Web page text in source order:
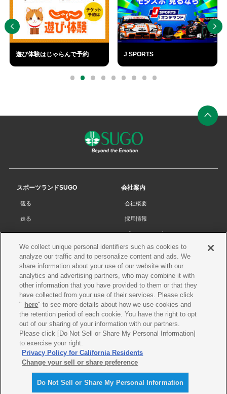
遊び体験はじゃらんで予約
外
J SPORTS
外
部
0 1 2 3 4 5 6 7 8
の
スポーツランドSUGO
観る
走る
チケット
リザルト
コース・施設
SUGOで遊ぼう
スクール
イベントスケジュール
営業案内・アクセス
レースオフィシャル
会社案内
会社概要
採用情報
プライバシーポリシー
Cookieポリシー
サイトマップ
お問い合わせ
プレス申請
©SUGO. All rights reserved
We collect unique personal identifiers such as cookies to
analyze our traffic and to personalize content and ads. We
share information about your use of our website with our
analytics and advertising partners, who may combine it with
other information that you have provided to them or that they
have collected from your use of their services. Please click
" here" to see more details about how we use cookies and
the retention period of each cookie. You have the right to opt
out of our sharing of your information with our partners.
Please click [Do Not Sell or Share My Personal Information]
to exercise your right.
Privacy Policy for California Residents
Change your sell or share preference
Do Not Sell or Share My Personal Information